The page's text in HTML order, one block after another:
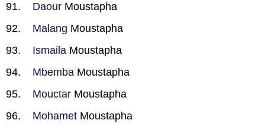
Daour Moustapha
Malang Moustapha
Ismaila Moustapha
Mbemba Moustapha
Mouctar Moustapha
Mohamet Moustapha